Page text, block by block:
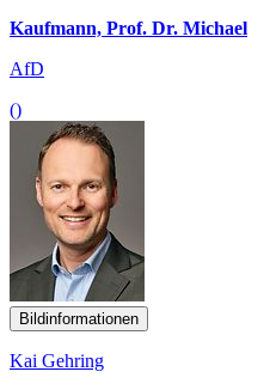
Kaufmann, Prof. Dr. Michael
AfD
()
Bildinformationen
Kai Gehring